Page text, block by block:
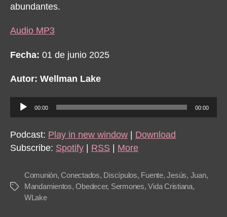
abundantes.
Audio MP3
Fecha: 01 de junio 2025
Autor: Wellman Lake
u
d
i
l
00:00 00:00
Podcast: Play in new window
Download
Subscribe: Spotify RSS More
Tags
Comunión,Conectados, Discípulos, Fuente,Jesús, Juan,
Mandamientos,Obedecer, Sermones,Vida Cristiana,
WLake